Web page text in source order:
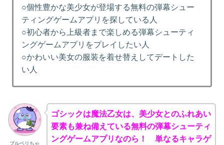
○個性豊かな美少女が登場する無料の弾幕シュー
ティングゲームアプリを探している人
○初心者から上級者まで楽しめる弾幕シューティ
ングゲームアプリをプレイしたい人
○かわいい美女の服装を着せ替えしてデートした
い人
ブルベリちゃ
ゴシックは魔法乙女は、美少女とのふれあい
要素も兼ね備えている無料の弾幕シューティ
ングゲームアプリなのら！ 単なるキャラゲ